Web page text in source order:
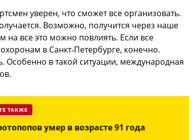
уверен, что сможет все организовать.
Возможно, получится через наше
все это можно повлиять. Если все
в Санкт‑Петербурге, конечно.
Особенно в такой ситуации, международная
ТАКЖЕ
умер в возрасте 91 года